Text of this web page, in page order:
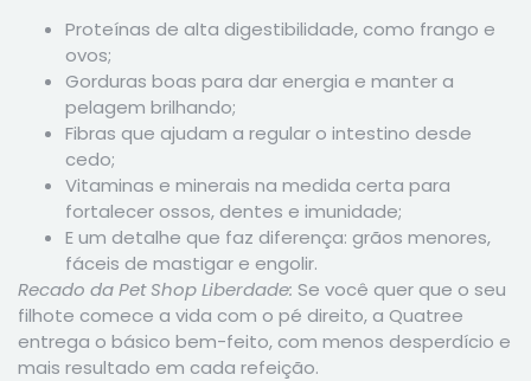
Proteínas de alta digestibilidade, como frango e
ovos;
Gorduras boas para dar energia e manter a
pelagem brilhando;
Fibras que ajudam a regular o intestino desde
cedo;
Vitaminas e minerais na medida certa para
fortalecer ossos, dentes e imunidade;
E um detalhe que faz diferença: grãos menores,
fáceis de mastigar e engolir.
Recado da Pet Shop Liberdade: Se você quer que o seu
filhote comece a vida com o pé direito, a Quatree
entrega o básico bem-feito, com menos desperdício e
mais resultado em cada refeição.